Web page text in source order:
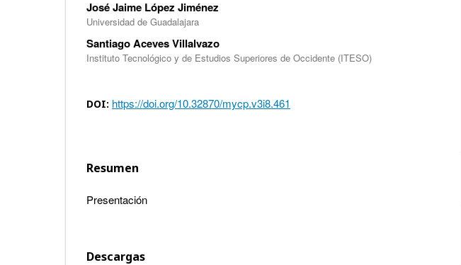
José Jaime López Jiménez
Universidad de Guadalajara
Santiago Aceves Villalvazo
Instituto Tecnológico y de Estudios Superiores de Occidente (ITESO)
DOI: https://doi.org/10.32870/mycp.v3i8.461
Resumen
Presentación
Descargas